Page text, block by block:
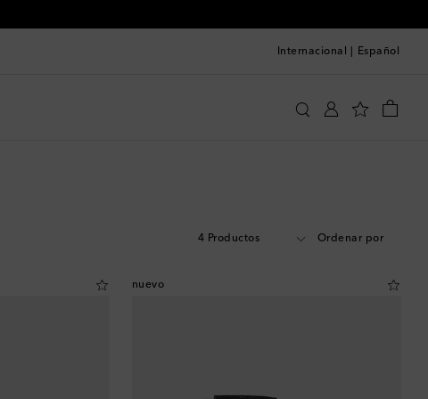
Internacional Español
4 Productos Ordenar por
nuevo